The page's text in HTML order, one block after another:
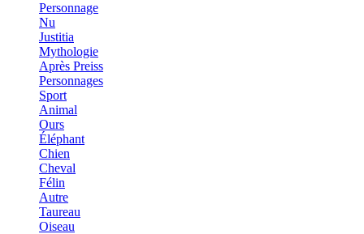
Personnage
Nu
Justitia
Mythologie
Après Preiss
Personnages
Sport
Animal
Ours
Éléphant
Chien
Cheval
Félin
Autre
Taureau
Oiseau